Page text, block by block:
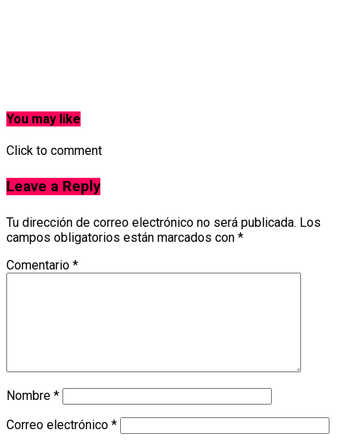
You may like
Click to comment
Leave a Reply
Tu dirección de correo electrónico no será publicada. Los
campos obligatorios están marcados con *
Comentario *
Nombre *
Correo electrónico *